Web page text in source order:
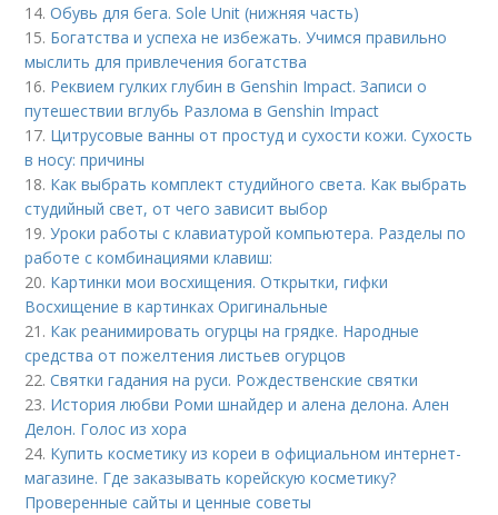
14.Обувь для бега. Sole Unit (нижняя часть)
15. Богатства и успеха не избежать. Учимся правильно
мыслить для привлечения богатства
16. Реквием гулких глубин в Genshin Impact. Записи о
путешествии вглубь Разлома в Genshin Impact
17. Цитрусовые ванны от простуд и сухости кожи. Сухость
в носу: причины
18. Как выбрать комплект студийного света. Как выбрать
студийный свет, от чего зависит выбор
19.Уроки работы с клавиатурой компьютера. Разделы по
работе с комбинациями клавиш:
20. Картинки мои восхищения. Открытки, гифки
Восхищение в картинках Оригинальные
21. Как реанимировать огурцы на грядке. Народные
средства от пожелтения листьев огурцов
22.Святки гадания на руси. Рождественские святки
23. История любви Роми шнайдер и алена делона. Ален
Делон. Голос из хора
24. Купить косметику из кореи в официальном интернет-
магазине. Где заказывать корейскую косметику?
Проверенные сайты и ценные советы